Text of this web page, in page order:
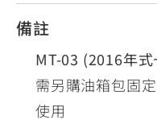
備註
MT-03 (2016年式
需另購油箱包固
使用